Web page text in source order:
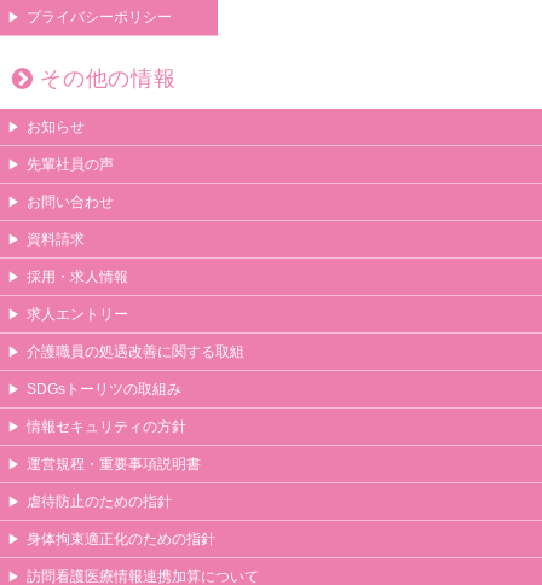
プライバシーポリシー
その他の情報
お知らせ
先輩社員の声
お問い合わせ
資料請求
採用・求人情報
求人エントリー
介護職員の処遇改善に関する取組
SDGsトーリツの取組み
情報セキュリティの方針
運営規程・重要事項説明書
虐待防止のための指針
身体拘束適正化のための指針
訪問看護医療情報連携加算について